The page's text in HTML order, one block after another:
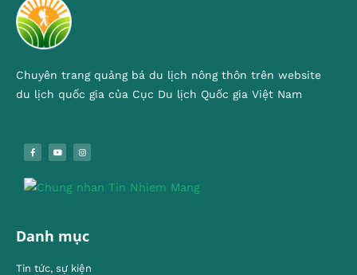
Chuyên trang quảng bá du lịch nông thôn trên website
du lịch quốc gia của Cục Du lịch Quốc gia Việt Nam
Danh mục
Tin tức, sự kiện